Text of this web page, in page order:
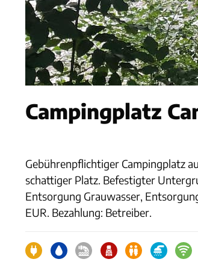
Campingplatz
Gebührenpflichtiger Campingplatz
schattiger Platz. Befestigter
Entsorgung Grauwasser,
EUR. Bezahlung: Betreiber.